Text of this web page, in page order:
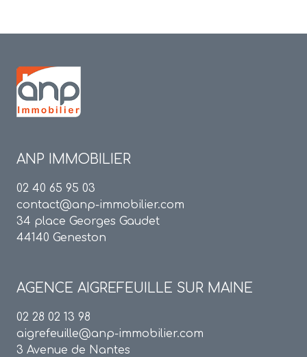
ANP IMMOBILIER
02 40 65 95 03
contact@anp-immobilier.com
34 place Georges Gaudet
44140 Geneston
AGENCE AIGREFEUILLE SUR MAINE
02 28 02 13 98
aigrefeuille@anp-immobilier.com
3 Avenue de Nantes